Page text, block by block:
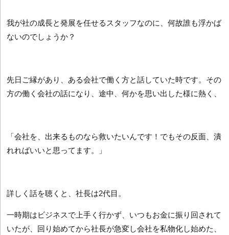
我が社の成長と発展を任せるスタッフなのに、何故誰も浮かば
ないのでしょうか？
先日ご縁があり、ある会社で働く方と話していた時です。その
方の働く会社の話になり、途中、何かを思い出した様に熱く、
「会社を、出来るものなら救いたいんです！でもその反面、潰
れればいいと思ってます。」
詳しく話を聴くと、社長は2代目。
一時期はビジネスで上手く行かず、いつもお金に振り回されて
いたが、回り始めてから社長が急変し会社を私物化し始めた、